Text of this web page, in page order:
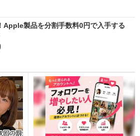
Apple製品を分割手数料0円で入手する